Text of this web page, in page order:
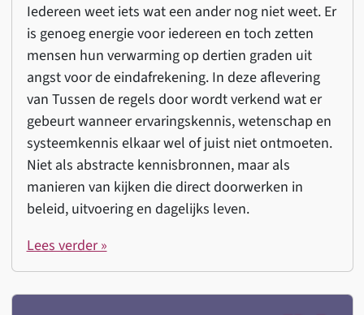
Iedereen weet iets wat een ander nog niet weet. Er
is genoeg energie voor iedereen en toch zetten
mensen hun verwarming op dertien graden uit
angst voor de eindafrekening. In deze aflevering
van Tussen de regels door wordt verkend wat er
gebeurt wanneer ervaringskennis, wetenschap en
systeemkennis elkaar wel of juist niet ontmoeten.
Niet als abstracte kennisbronnen, maar als
manieren van kijken die direct doorwerken in
beleid, uitvoering en dagelijks leven.
Lees verder »